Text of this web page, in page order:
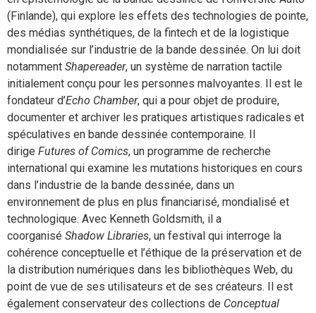
(Finlande), qui explore les effets des technologies de pointe,
des médias synthétiques, de la fintech et de la logistique
mondialisée sur l’industrie de la bande dessinée. On lui doit
notamment Shapereader, un système de narration tactile
initialement conçu pour les personnes malvoyantes. Il est le
fondateur d’Echo Chamber, qui a pour objet de produire,
documenter et archiver les pratiques artistiques radicales et
spéculatives en bande dessinée contemporaine. Il
dirige Futures of Comics, un programme de recherche
international qui examine les mutations historiques en cours
dans l’industrie de la bande dessinée, dans un
environnement de plus en plus financiarisé, mondialisé et
technologique. Avec Kenneth Goldsmith, il a
coorganisé Shadow Libraries, un festival qui interroge la
cohérence conceptuelle et l’éthique de la préservation et de
la distribution numériques dans les bibliothèques Web, du
point de vue de ses utilisateurs et de ses créateurs. Il est
également conservateur des collections de Conceptual